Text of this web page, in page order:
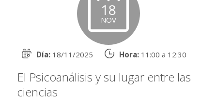
18
NOV
Día: 18/11/2025 Hora: 11:00 a 12:30
El Psicoanálisis y su lugar entre las
ciencias